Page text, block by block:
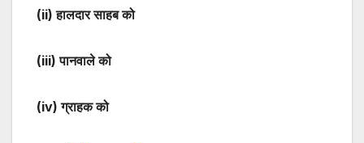
(ii) हालदार साहब को
(iii) पानवाले को
(iv) ग्राहक को